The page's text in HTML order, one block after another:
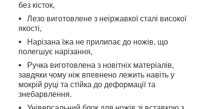
без кісток,
Лезо виготовлене з неіржавкої сталі високої
якості,
Нарізана їжа не прилипає до ножів, що
полегшує нарізання,
Ручка виготовлена з новітніх матеріалів,
завдяки чому ніж впевнено лежить навіть у
мокрій руці та стійка до деформації та
знебарвлення.